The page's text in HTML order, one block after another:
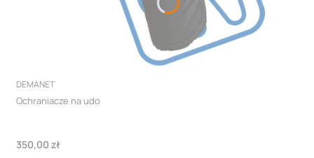
PRODUCENT
DEMANET
Ochraniacze na udo
Cena
350,00 zł